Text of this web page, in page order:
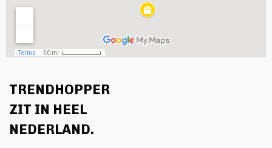
TRENDHOPPER
ZIT IN HEEL
NEDERLAND.